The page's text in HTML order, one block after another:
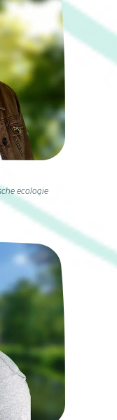
ecologie